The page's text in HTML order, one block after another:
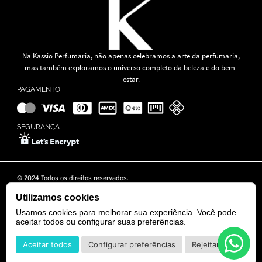
Na Kassio Perfumaria, não apenas celebramos a arte da perfumaria,
mas também exploramos o universo completo da beleza e do bem-
estar.
PAGAMENTO
SEGURANÇA
© 2024 Todos os direitos reservados.
Rua Tapajós n° 481- Edifício B&B Business - 7° Andar - Vila Brasília -
POWERED BY DEVELOPED BY
Utilizamos cookies
Usamos cookies para melhorar sua experiência. Você pode
aceitar todos ou configurar suas preferências.
Aceitar todos Configurar preferências Rejeitar